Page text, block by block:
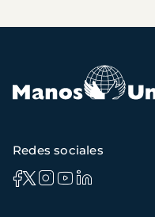
Redes sociales